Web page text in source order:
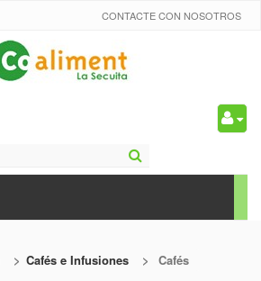
CONTACTE CON NOSOTROS
> Cafés e Infusiones > Cafés